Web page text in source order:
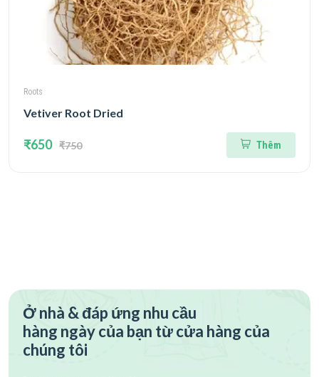
Roots
Vetiver Root Dried
₹650 ₹750 Thêm
Ở nhà & đáp ứng nhu cầu
hàng ngày của bạn từ cửa hàng của
chúng tôi